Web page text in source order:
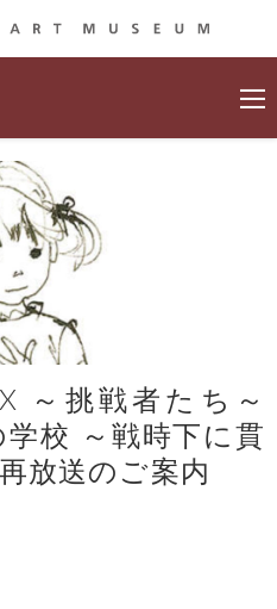
～挑戦者たち～
学校 ～戦時下に貫
放送のご案内